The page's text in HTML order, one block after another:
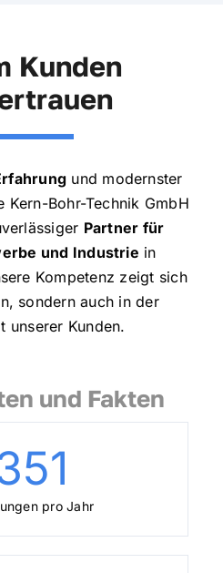
Kunden
und modernster
Kern-Bohr-Technik GmbH
Partner für
und Industrie in
Kompetenz zeigt sich
sondern auch in der
unserer Kunden.
und Fakten
pro Jahr